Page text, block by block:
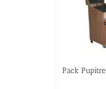
Pack Pupitre